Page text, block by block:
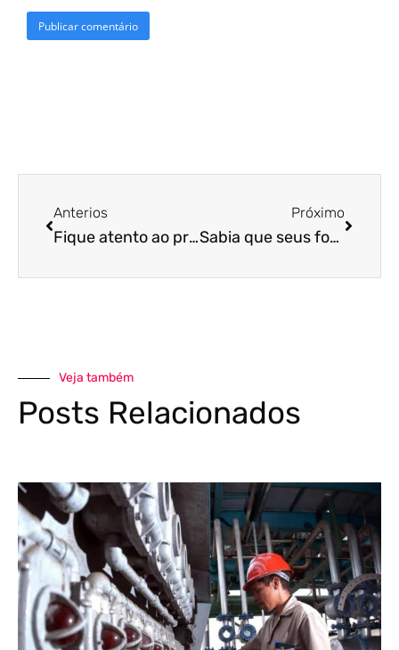
Anterios
Fique atento ao prazo para correção de inconsistências relacionadas à GFIP. Confira!
Próximo
Sabia que seus fornecedores também precisam atender à LGPD? Leia este material e evite surpresas!
Veja também
Posts Relacionados